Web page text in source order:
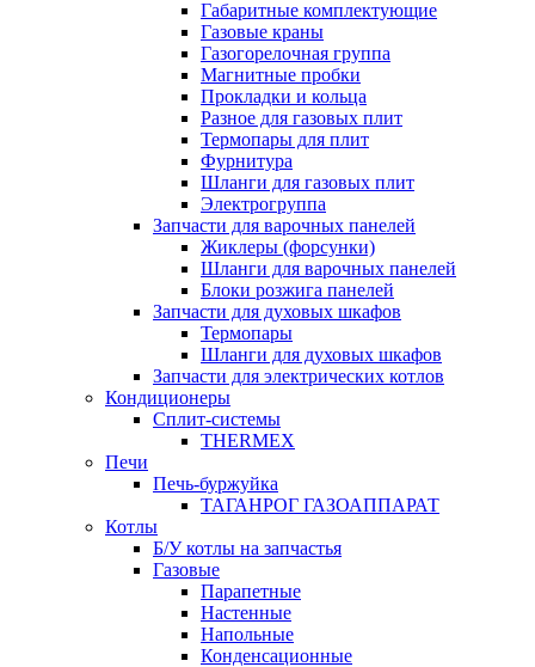
Габаритные комплектующие
Газовые краны
Газогорелочная группа
Магнитные пробки
Прокладки и кольца
Разное для газовых плит
Термопары для плит
Фурнитура
Шланги для газовых плит
Электрогруппа
Запчасти для варочных панелей
Жиклеры (форсунки)
Шланги для варочных панелей
Блоки розжига панелей
Запчасти для духовых шкафов
Термопары
Шланги для духовых шкафов
Запчасти для электрических котлов
Кондиционеры
Сплит-системы
THERMEX
Печи
Печь-буржуйка
ТАГАНРОГ ГАЗОАППАРАТ
Котлы
Б/У котлы на запчастья
Газовые
Парапетные
Настенные
Напольные
Конденсационные